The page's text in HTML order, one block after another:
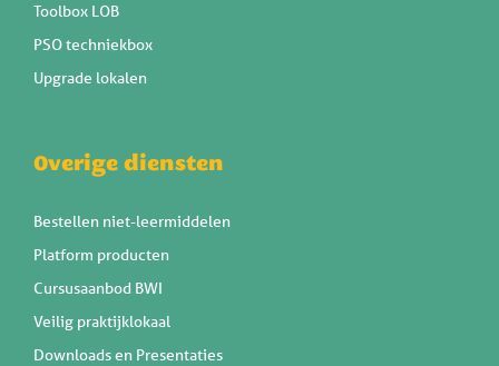
Toolbox LOB
PSO techniekbox
Upgrade lokalen
Overige diensten
Bestellen niet-leermiddelen
Platform producten
Cursusaanbod BWI
Veilig praktijklokaal
Downloads en Presentaties